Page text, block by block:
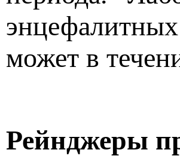
может в
Рейнджеры